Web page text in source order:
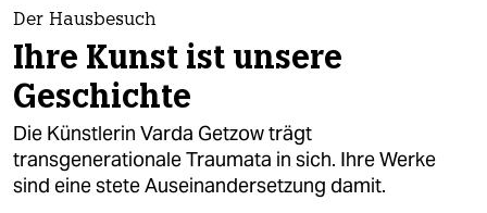
themen
politik
öko
gesellschaft
Der Hausbesuch
Ihre Kunst ist unsere
Geschichte
Die Künstlerin Varda Getzow trägt
transgenerationale Traumata in sich. Ihre Werke
sind eine stete Auseinandersetzung damit.